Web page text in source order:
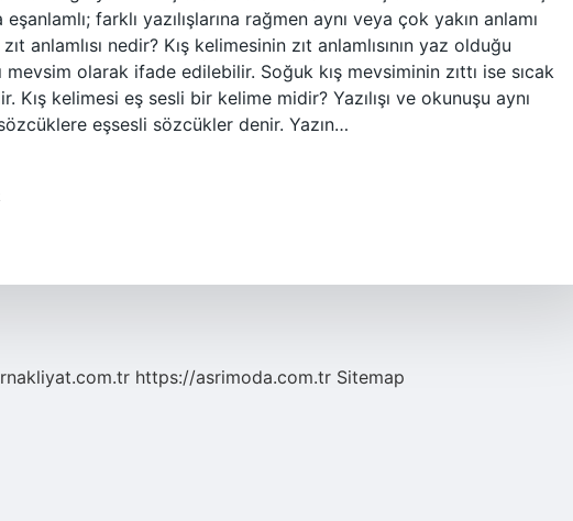
farklı yazılışlarına rağmen aynı veya çok yakın anlamı
anlamlısı nedir? Kış kelimesinin zıt anlamlısının yaz olduğu
olarak ifade edilebilir. Soğuk kış mevsiminin zıttı ise sıcak
kelimesi eş sesli bir kelime midir? Yazılışı ve okunuşu aynı
eşsesli sözcükler denir. Yazın…
https://asrimoda.com.tr Sitemap